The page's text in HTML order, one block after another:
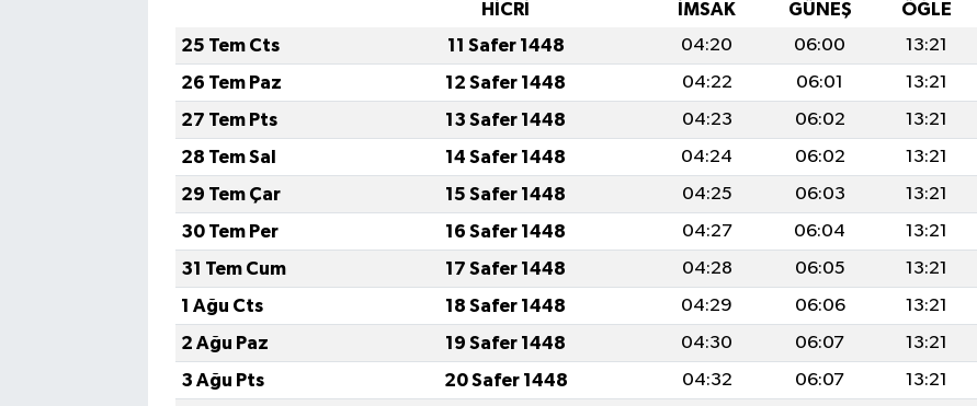
HİCRİ İMSAK GÜNEŞ ÖĞLE
25 Tem Cts
11 Safer 1448 04:20 06:00 13:21
26 Tem Paz
12 Safer 1448 04:22 06:01 13:21
27 Tem Pts
13 Safer 1448 04:23 06:02 13:21
28 Tem Sal
14 Safer 1448 04:24 06:02 13:21
29 Tem Çar
15 Safer 1448 04:25 06:03 13:21
30 Tem Per
16 Safer 1448 04:27 06:04 13:21
31 Tem Cum
17 Safer 1448 04:28 06:05 13:21
1 Ağu Cts
18 Safer 1448 04:29 06:06 13:21
2 Ağu Paz
19 Safer 1448 04:30 06:07 13:21
3 Ağu Pts
20 Safer 1448 04:32 06:07 13:21